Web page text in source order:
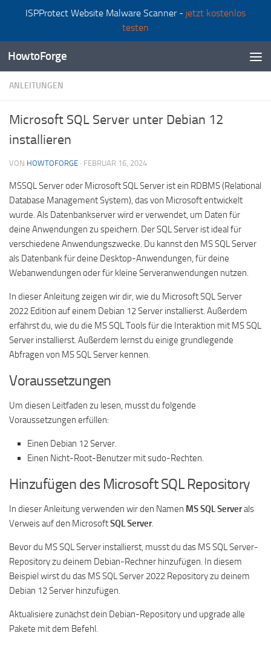
ISPProtect Website Malware Scanner - jetzt kostenlos
testen
Zum Inhalt springen
HowtoForge
ANLEITUNGEN
Microsoft SQL Server unter Debian 12
installieren
VON HOWTOFORGE · FEBRUAR 16, 2024
MSSQL Server oder Microsoft SQL Server ist ein RDBMS (Relational
Database Management System), das von Microsoft entwickelt
wurde. Als Datenbankserver wird er verwendet, um Daten für
deine Anwendungen zu speichern. Der SQL Server ist ideal für
verschiedene Anwendungszwecke. Du kannst den MS SQL Server
als Datenbank für deine Desktop-Anwendungen, für deine
Webanwendungen oder für kleine Serveranwendungen nutzen.
In dieser Anleitung zeigen wir dir, wie du Microsoft SQL Server
2022 Edition auf einem Debian 12 Server installierst. Außerdem
erfährst du, wie du die MS SQL Tools für die Interaktion mit MS SQL
Server installierst. Außerdem lernst du einige grundlegende
Abfragen von MS SQL Server kennen.
Voraussetzungen
Um diesen Leitfaden zu lesen, musst du folgende
Voraussetzungen erfüllen:
Einen Debian 12 Server.
Einen Nicht-Root-Benutzer mit sudo-Rechten.
Hinzufügen des Microsoft SQL Repository
In dieser Anleitung verwenden wir den Namen MS SQL Serverals
Verweis auf den MicrosoftSQL Server.
Bevor du MS SQL Server installierst, musst du das MS SQL Server-
Repository zu deinem Debian-Rechner hinzufügen. In diesem
Beispiel wirst du das MS SQL Server 2022 Repository zu deinem
Debian 12 Server hinzufügen.
Aktualisiere zunächst dein Debian-Repository und upgrade alle
Pakete mit dem Befehl.